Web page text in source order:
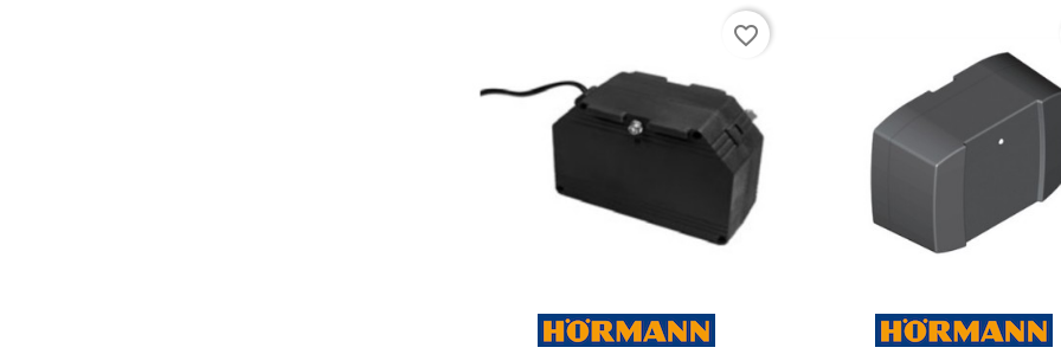
favorite_border